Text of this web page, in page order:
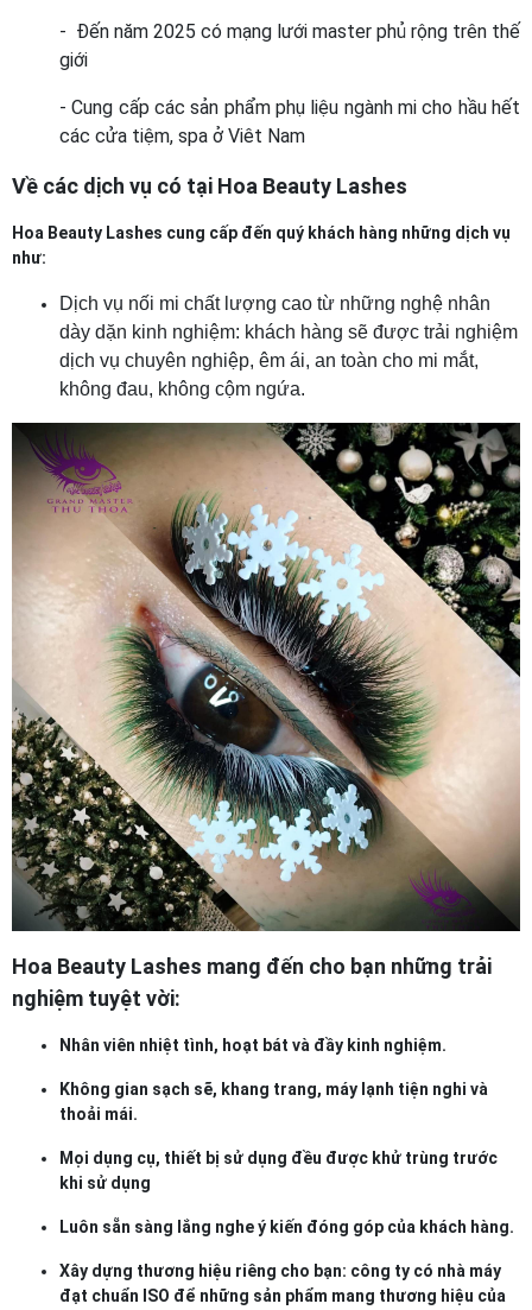
- Đến năm 2025 có mạng lưới master phủ rộng trên thế
giới
- Cung cấp các sản phẩm phụ liệu ngành mi cho hầu hết
các cửa tiệm, spa ở Viêt Nam
Về các dịch vụ có tại Hoa Beauty Lashes
Hoa Beauty Lashes cung cấp đến quý khách hàng những dịch vụ
như:
Dịch vụ nối mi chất lượng cao từ những nghệ nhân
dày dặn kinh nghiệm: khách hàng sẽ được trải nghiệm
dịch vụ chuyên nghiệp, êm ái, an toàn cho mi mắt,
không đau, không cộm ngứa.
Hoa Beauty Lashes mang đến cho bạn những trải
nghiệm tuyệt vời:
Nhân viên nhiệt tình, hoạt bát và đầy kinh nghiệm.
Không gian sạch sẽ, khang trang, máy lạnh tiện nghi và
thoải mái.
Mọi dụng cụ, thiết bị sử dụng đều được khử trùng trước
khi sử dụng
Luôn sẵn sàng lắng nghe ý kiến đóng góp của khách hàng.
Xây dựng thương hiệu riêng cho bạn: công ty có nhà máy
đạt chuẩn ISO để những sản phẩm mang thương hiệu của